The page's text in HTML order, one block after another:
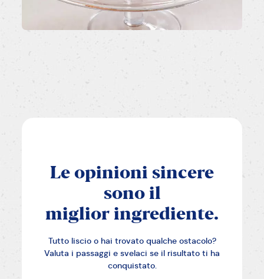
Le opinioni sincere
sono il
miglior ingrediente.
Tutto liscio o hai trovato qualche ostacolo?
Valuta i passaggi e svelaci se il risultato ti ha
conquistato.